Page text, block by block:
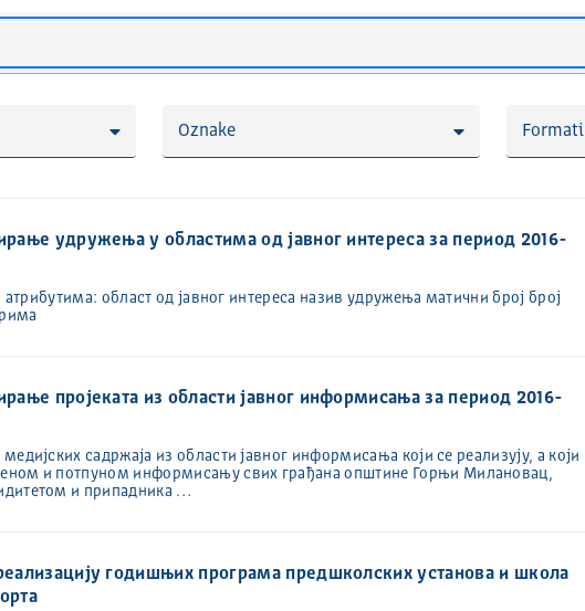
Oznake Formati
удружења у областима од јавног интереса за период 2016-
област од јавног интереса назив удружења матични број број
пројеката из области јавног информисања за период 2016-
садржаја из области јавног информисања који се реализују, а који
и потпуном информисању свих грађана општине Горњи Милановац,
и припадника …
годишњих програма предшколских установа и школа